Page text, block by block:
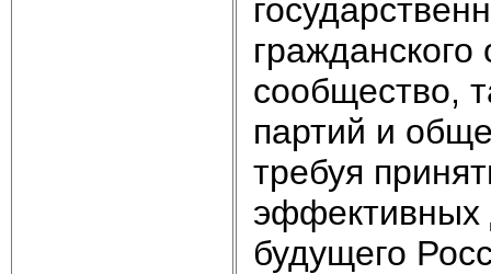
сообщество,
партий и
требуя
эффективных
будущего